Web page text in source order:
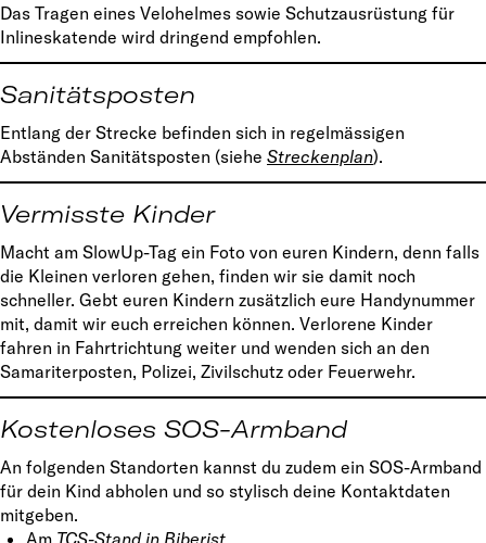
Das Tragen eines Velohelmes sowie Schutzausrüstung für
Inlineskatende wird dringend empfohlen.
Sanitätsposten
Entlang der Strecke befinden sich in regelmässigen
Abständen Sanitätsposten (siehe Streckenplan).
Vermisste Kinder
Macht am SlowUp-Tag ein Foto von euren Kindern, denn falls
die Kleinen verloren gehen, finden wir sie damit noch
schneller. Gebt euren Kindern zusätzlich eure Handynummer
mit, damit wir euch erreichen können. Verlorene Kinder
fahren in Fahrtrichtung weiter und wenden sich an den
Samariterposten, Polizei, Zivilschutz oder Feuerwehr.
Kostenloses SOS-Armband
An folgenden Standorten kannst du zudem ein SOS-Armband
für dein Kind abholen und so stylisch deine Kontaktdaten
mitgeben.
Am TCS-Stand in Biberist